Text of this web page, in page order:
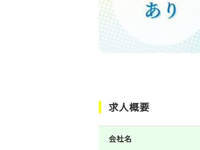
求人概要
会社名